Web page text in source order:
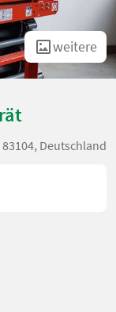
weitere
83104, Deutschland